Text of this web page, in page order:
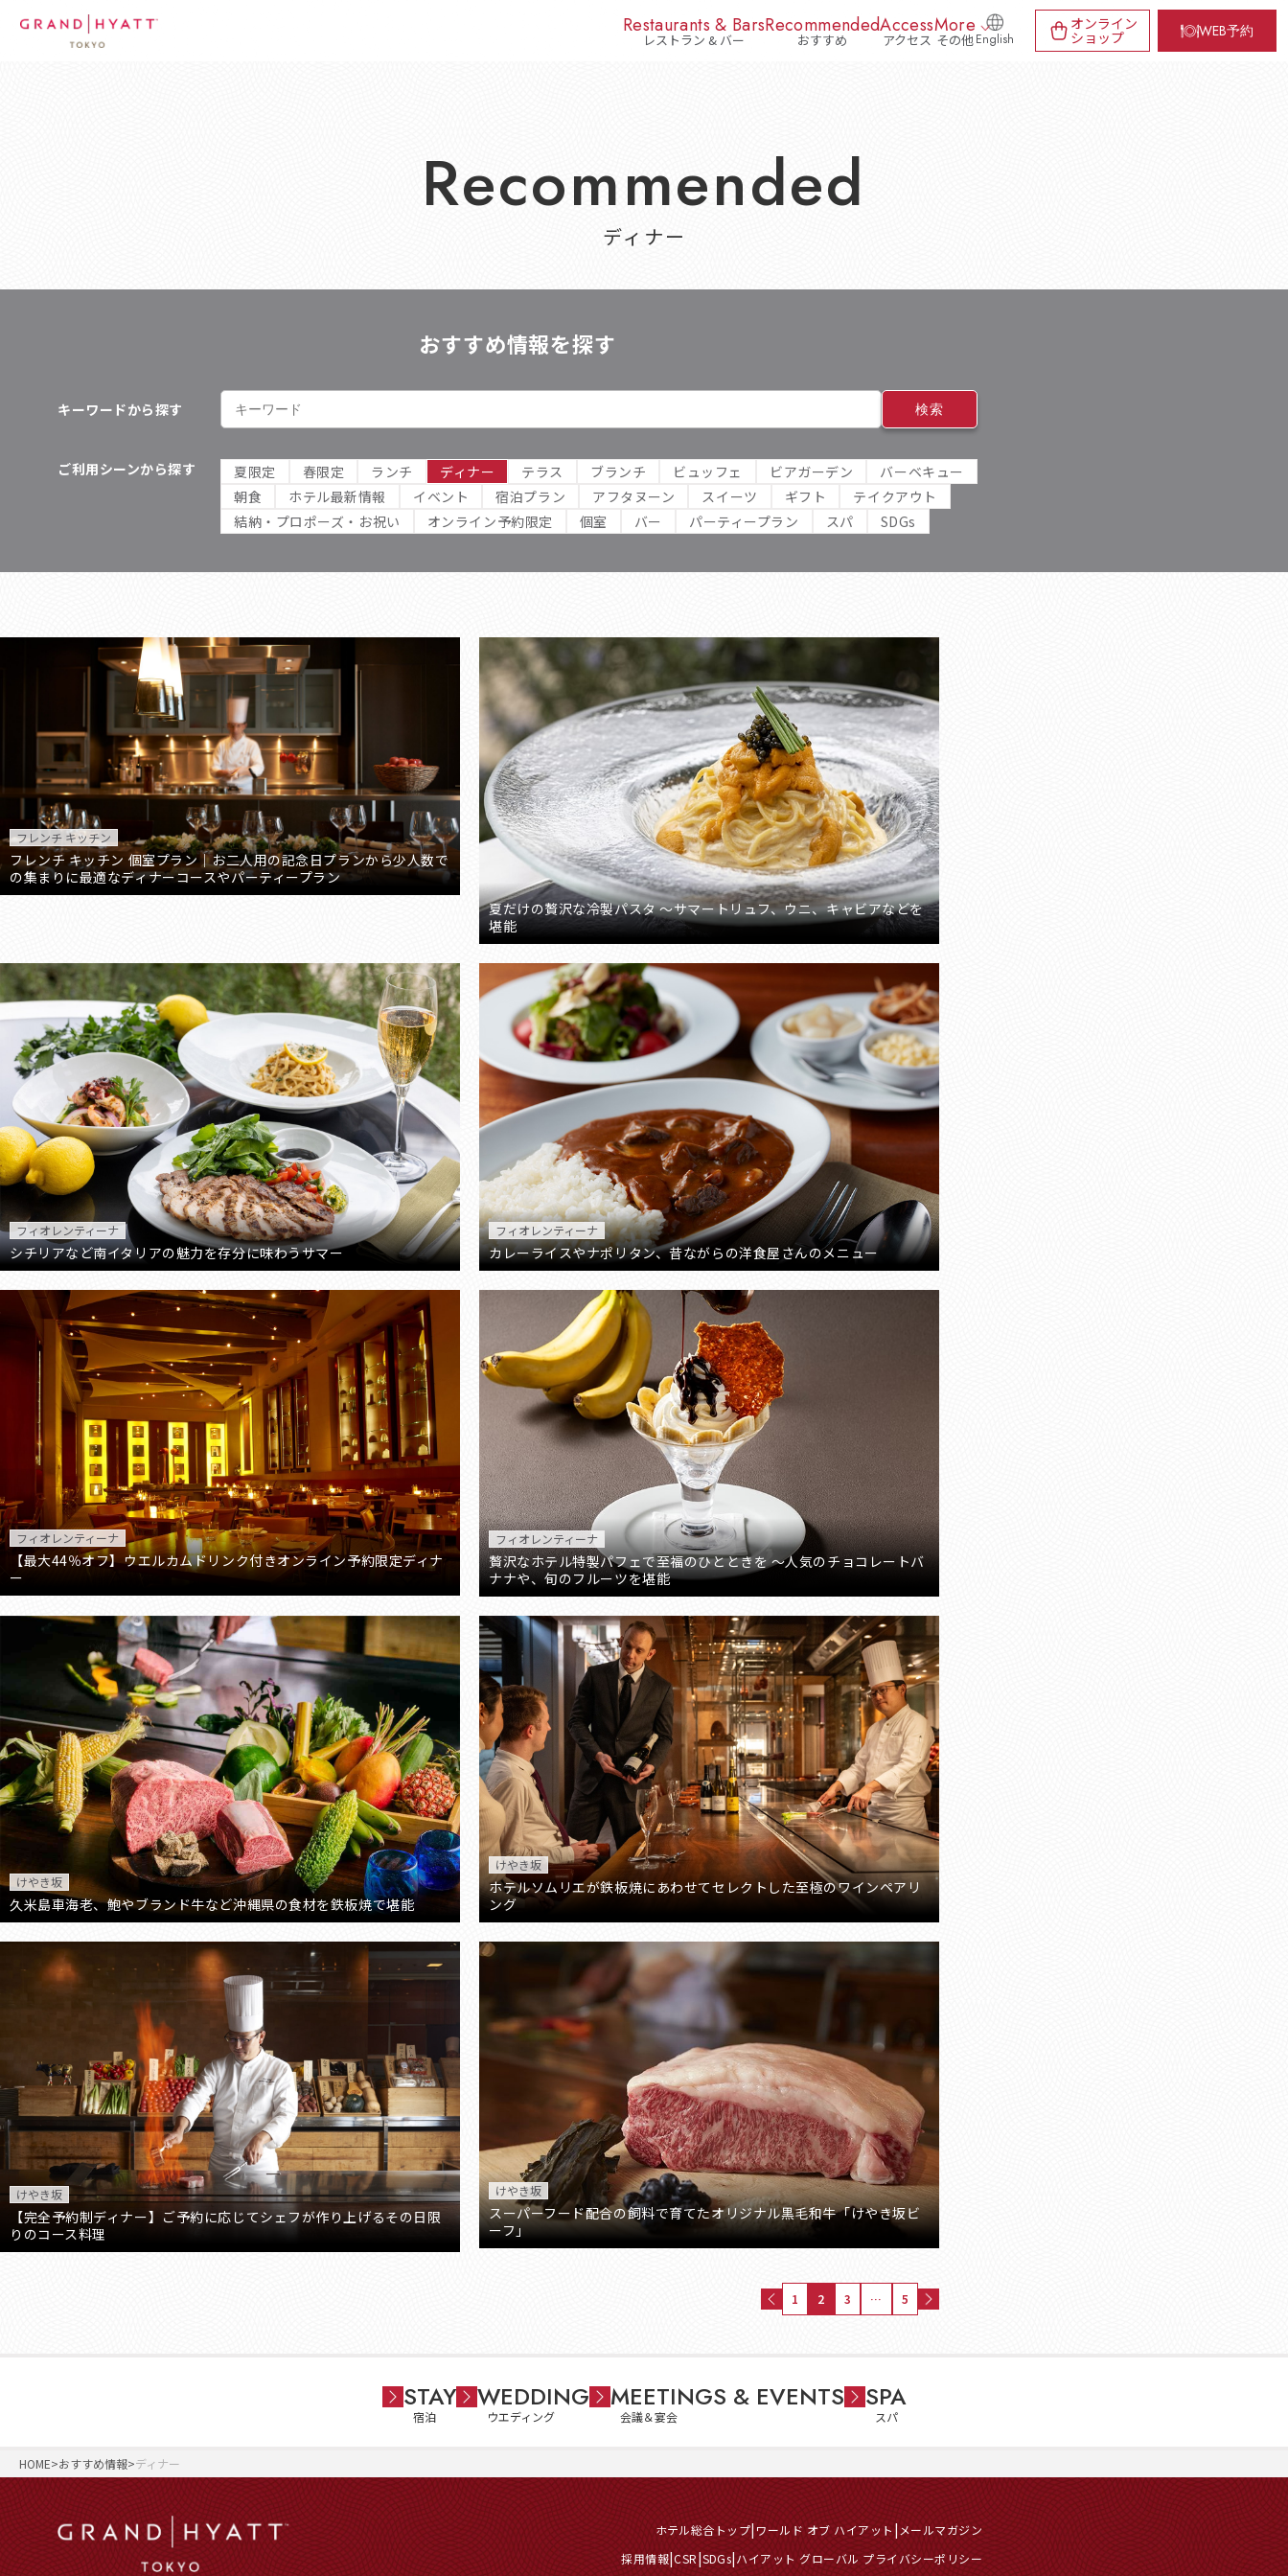
Restaurants & Bars
レストラン & バー
Recommended
おすすめ
Access
アクセス
More
その他English
オンライン
ショップ WEB予約
Recommended
ディナー
おすすめ情報を探す
キーワードから探す 検索
ご利用シーンから探す 夏限定 春限定 ランチ ディナー テラス ブランチ ビュッフェ ビアガーデン
バーベキュー
朝食
ホテル最新情報 イベント 宿泊プラン アフタヌーン スイーツ ギフト
テイクアウト
結納・プロポーズ・お祝い
オンライン予約限定 個室 バー パーティープラン スパ SDGs
フレンチ キッチン
フレンチ キッチン 個室プラン｜お二人用の記念日プランから少人数で
の集まりに最適なディナーコースやパーティープラン
夏だけの贅沢な冷製パスタ ～サマートリュフ、ウニ、キャビアなどを
堪能
フィオレンティーナ
シチリアなど南イタリアの魅力を存分に味わうサマー
フィオレンティーナ
カレーライスやナポリタン、昔ながらの洋食屋さんのメニュー
フィオレンティーナ
【最大44％オフ】ウエルカムドリンク付きオンライン予約限定ディナ
ー
フィオレンティーナ
贅沢なホテル特製パフェで至福のひとときを ～人気のチョコレートバ
ナナや、旬のフルーツを堪能
けやき坂
久米島車海老、鮑やブランド牛など沖縄県の食材を鉄板焼で堪能
けやき坂
ホテルソムリエが鉄板焼にあわせてセレクトした至極のワインペアリ
ング
けやき坂
【完全予約制ディナー】ご予約に応じてシェフが作り上げるその日限
りのコース料理
けやき坂
スーパーフード配合の飼料で育てたオリジナル黒毛和牛「けやき坂ビ
ーフ」
1 2 3 … 5
STAY
宿泊
WEDDING
ウエディング
MEETINGS & EVENTS
会議＆宴会
SPA
スパ
HOME おすすめ情報 ディナー
ホテル総合トップ ワールド オブ ハイアット
メールマガジン
採用情報 CSR SDGs ハイアット グローバル プライバシーポリシー